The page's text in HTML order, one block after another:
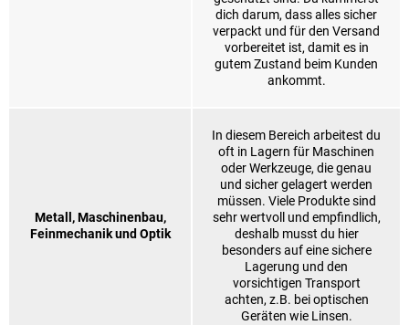
dich darum, dass alles sicher
verpackt und für den Versand
vorbereitet ist, damit es in
gutem Zustand beim Kunden
ankommt.
Metall, Maschinenbau,
Feinmechanik und Optik
In diesem Bereich arbeitest du
oft in Lagern für Maschinen
oder Werkzeuge, die genau
und sicher gelagert werden
müssen. Viele Produkte sind
sehr wertvoll und empfindlich,
deshalb musst du hier
besonders auf eine sichere
Lagerung und den
vorsichtigen Transport
achten, z.B. bei optischen
Geräten wie Linsen.